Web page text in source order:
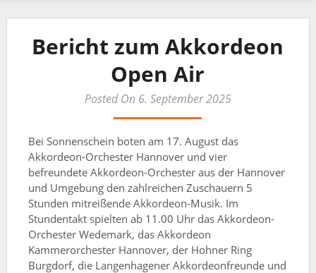
Bericht zum Akkordeon
Open Air
Posted On 6. September 2025
Bei Sonnenschein boten am 17. August das
Akkordeon-Orchester Hannover und vier
befreundete Akkordeon-Orchester aus der Hannover
und Umgebung den zahlreichen Zuschauern 5
Stunden mitreißende Akkordeon-Musik. Im
Stundentakt spielten ab 11.00 Uhr das Akkordeon-
Orchester Wedemark, das Akkordeon
Kammerorchester Hannover, der Hohner Ring
Burgdorf, die Langenhagener Akkordeonfreunde und